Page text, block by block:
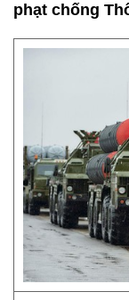
phạt chống